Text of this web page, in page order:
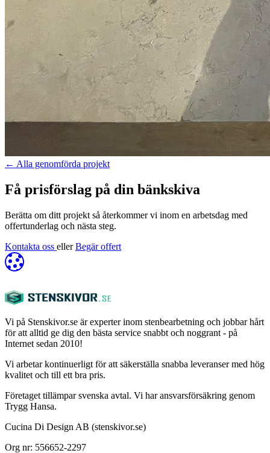
← Alla genomförda projekt
Få prisförslag på din bänkskiva
Berätta om ditt projekt så återkommer vi inom en arbetsdag med
offertunderlag och nästa steg.
Kontakta oss eller Begär offert
Vi på Stenskivor.se är experter inom stenbearbetning och jobbar hårt
för att alltid ge dig den bästa service snabbt och noggrant - på
Internet sedan 2010!
Vi arbetar kontinuerligt för att säkerställa snabba leveranser med hög
kvalitet och till ett bra pris.
Företaget tillämpar svenska avtal. Vi har ansvarsförsäkring genom
Trygg Hansa.
Cucina Di Design AB (stenskivor.se)
Org nr: 556652-2297